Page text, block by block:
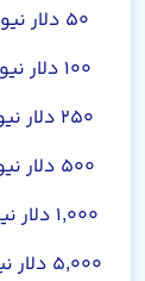
۵۰ دلار نیوزلند
۱۰۰ دلار نیوزلند
۲۵۰ دلار نیوزلند
۵۰۰ دلار نیوزلند
۱,۰۰۰ دلار نیوزلند
۵,۰۰۰ دلار نیوزلند